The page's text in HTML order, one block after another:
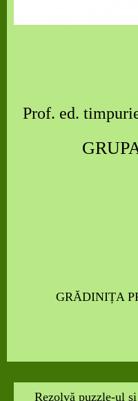
Prof. ed.
GRĂDINIȚA
Rezolvă puzzle-ul și